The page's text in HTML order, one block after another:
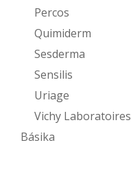
Percos
Quimiderm
Sesderma
Sensilis
Uriage
Vichy Laboratoires
Básika